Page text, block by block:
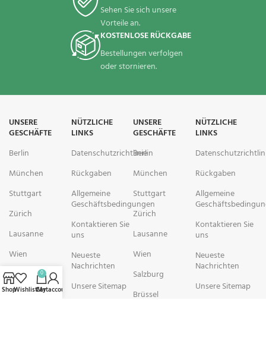
Sehen Sie sich unsere
Vorteile an.
KOSTENLOSE RÜCKGABE
Bestellungen verfolgen
oder stornieren.
UNSERE
GESCHÄFTE
Berlin
München
Stuttgart
Zürich
Lausanne
Wien
Salzburg
Brüssel
NÜTZLICHE
LINKS
Datenschutzrichtlinie
Rückgaben
Allgemeine
Geschäftsbedingungen
Kontaktieren Sie
uns
Neueste
Nachrichten
Unsere Sitemap
UNSERE
GESCHÄFTE
Berlin
München
Stuttgart
Zürich
Lausanne
Wien
Salzburg
Brüssel
NÜTZLICHE
LINKS
Rückgaben
Allgemeine
Kontaktieren Sie
uns
Neueste
Nachrichten
Unsere Sitemap
ShopWishlist
0
Cart
My account